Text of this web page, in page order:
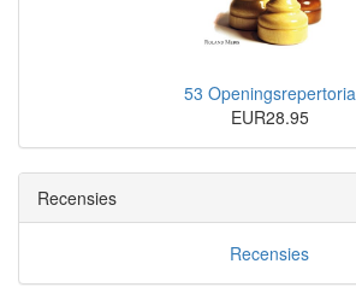
53 Openingsrepertoria
EUR28.95
Recensies
Recensies